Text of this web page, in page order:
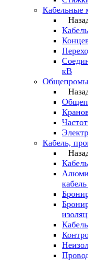
Кабельные
кВ
Кабель,